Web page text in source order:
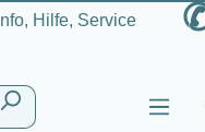
Info, Hilfe, Service